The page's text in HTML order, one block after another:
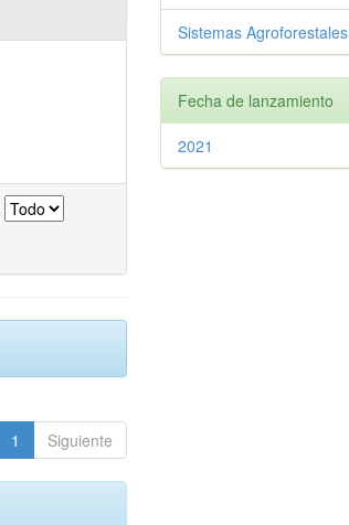
1 Siguiente
Sistemas Agroforestales
Fecha de lanzamiento
2021